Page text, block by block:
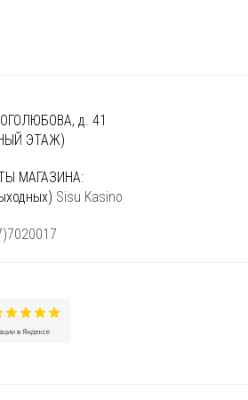
д. 41
ЭТАЖ)
МАГАЗИНА:
Sisu Kasino